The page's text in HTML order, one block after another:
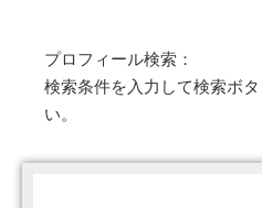
プロフィール検索：
検索条件を入力して検索ボ
い。